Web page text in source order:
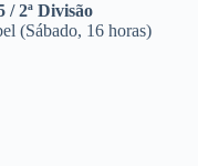
/ 2ª Divisão
(Sábado, 16 horas)